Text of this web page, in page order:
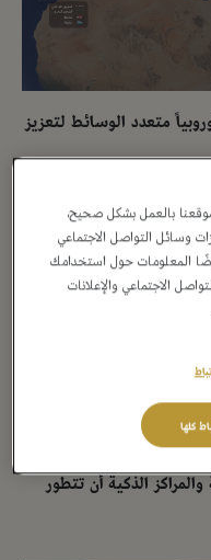
متعدد الوسائط لتعزيز
الذكية أن تتطور
بالعمل بشكل صحيح،
وسائل التواصل الاجتماعي
المعلومات حول استخدامك
الاجتماعي والإعلانات
كلها